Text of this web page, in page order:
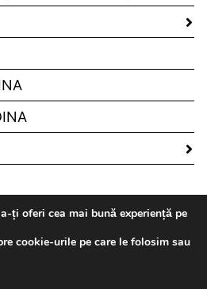
ți oferi cea mai bună experiență pe
cookie-urile pe care le folosim sau